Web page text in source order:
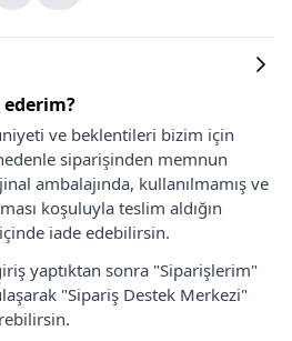
ve beklentileri bizim için
siparişinden memnun
ambalajında, kullanılmamış ve
koşuluyla teslim aldığın
iade edebilirsin.
yaptıktan sonra "Siparişlerim"
"Sipariş Destek Merkezi"